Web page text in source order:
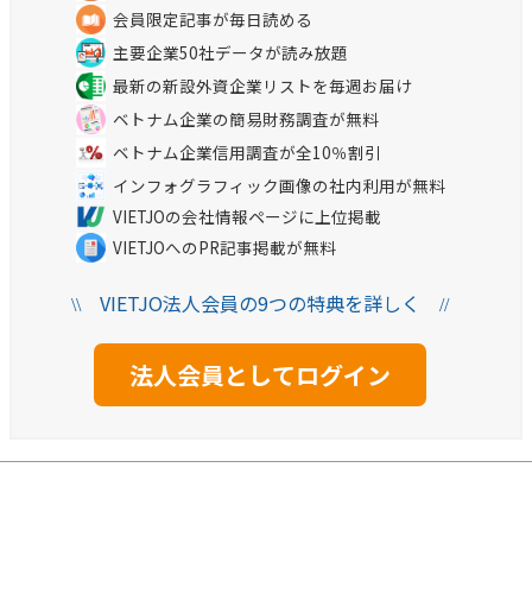
会員限定記事が毎日読める
主要企業50社データが読み放題
最新の新設外資企業リストを毎週お届け
ベトナム企業の簡易財務調査が無料
ベトナム企業信用調査が全10％割引
インフォグラフィック画像の社内利用が無料
VIETJOの会社情報ページに上位掲載
VIETJOへのPR記事掲載が無料
\\VIETJO法人会員の9つの特典を詳しく //